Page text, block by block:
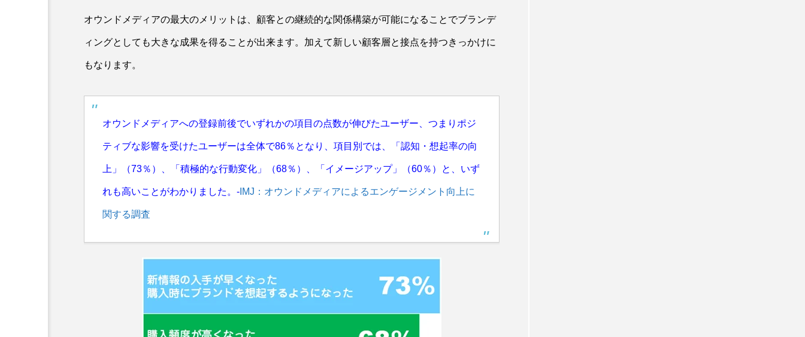
オウンドメディアの最大のメリットは、顧客との継続的な関係構築が可能になることでブランデ
ィングとしても大きな成果を得ることが出来ます。加えて新しい顧客層と接点を持つきっかけに
もなります。
オウンドメディアへの登録前後でいずれかの項目の点数が伸びたユーザー、つまりポジ
ティブな影響を受けたユーザーは全体で86％となり、項目別では、「認知・想起率の向
上」（73％）、「積極的な行動変化」（68％）、「イメージアップ」（60％）と、いず
れも高いことがわかりました。- IMJ：オウンドメディアによるエンゲージメント向上に
関する調査